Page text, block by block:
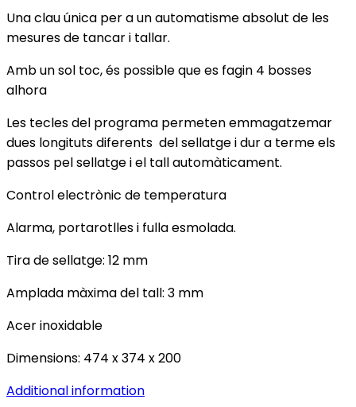
Una clau única per a un automatisme absolut de les
mesures de tancar i tallar.
Amb un sol toc, és possible que es fagin 4 bosses
alhora
Les tecles del programa permeten emmagatzemar
dues longituts diferents del sellatge i dur a terme els
passos pel sellatge i el tall automàticament.
Control electrònic de temperatura
Alarma, portarotlles i fulla esmolada.
Tira de sellatge: 12 mm
Amplada màxima del tall: 3 mm
Acer inoxidable
Dimensions: 474 x 374 x 200
Additional information